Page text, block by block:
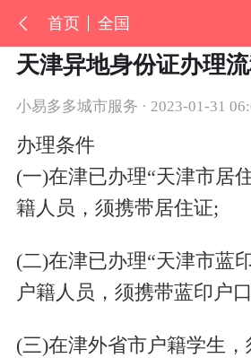
首页 全国
天津异地身份证办理
小易多多城市服务 · 2023-01-31
办理条件
(一)在津已办理“天津市居
籍人员，须携带居住证;
(二)在津已办理“天津市蓝
户籍人员，须携带蓝印户
(三)在津外省市户籍学生